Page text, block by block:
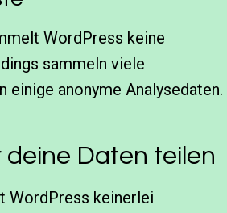
WordPress keine
sammeln viele
einige anonyme Analysedaten.
deine Daten teilen
WordPress keinerlei